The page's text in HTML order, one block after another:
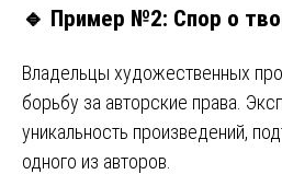
🔹 Пример №2: Спор о
Владельцы художественных
борьбу за авторские права.
уникальность произведений,
одного из авторов.